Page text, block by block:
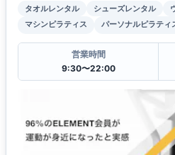
タオルレンタル シューズレンタル
マシンピラティス
パーソナルピラティ
営業時間
9:30〜22:00